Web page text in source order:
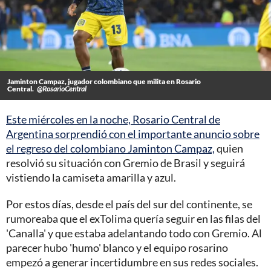
Jaminton Campaz, jugador colombiano que milita en Rosario
Central. @RosarioCentral
Este miércoles en la noche, Rosario Central de
Argentina sorprendió con el importante anuncio sobre
el regreso del colombiano Jaminton Campaz,quien
resolvió su situación con Gremio de Brasil y seguirá
vistiendo la camiseta amarilla y azul.
Por estos días, desde el país del sur del continente, se
rumoreaba que el exTolima quería seguir en las filas del
'Canalla' y que estaba adelantando todo con Gremio. Al
parecer hubo 'humo' blanco y el equipo rosarino
empezó a generar incertidumbre en sus redes sociales.